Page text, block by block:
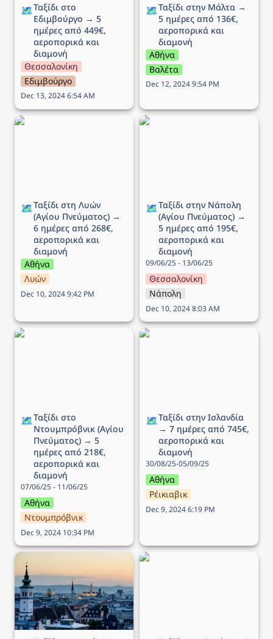
🗺️Ταξίδι στο
Εδιμβούργο → 5
ημέρες από 449€,
αεροπορικά και
διαμονή
Θεσσαλονίκη
Εδιμβούργο
Dec 13, 2024 6:54 AM
🗺️Ταξίδι στην Μάλτα →
5 ημέρες από 136€,
αεροπορικά και
διαμονή
Αθήνα
Βαλέτα
Dec 12, 2024 9:54 PM
Ταξίδι στη Λυών (Αγίου
🗺️Ταξίδι στη Λυών
(Αγίου Πνεύματος) →
6 ημέρες από 268€,
αεροπορικά και
διαμονή
Αθήνα
Λυών
Dec 10, 2024 9:42 PM
Ταξίδι στην Νάπολη
🗺️Ταξίδι στην Νάπολη
(Αγίου Πνεύματος) →
5 ημέρες από 195€,
αεροπορικά και
διαμονή
09/06/25 - 13/06/25
Θεσσαλονίκη
Νάπολη
Dec 10, 2024 8:03 AM
Ταξίδι στο Ντουμπρόβνικ
🗺️Ταξίδι στο
Ντουμπρόβνικ (Αγίου
Πνεύματος) → 5
ημέρες από 218€,
αεροπορικά και
διαμονή
07/06/25 - 11/06/25
Αθήνα
Ντουμπρόβνικ
Dec 9, 2024 10:34 PM
Ταξίδι στην Ισλανδία → 7
🗺️Ταξίδι στην Ισλανδία
→ 7 ημέρες από 745€,
αεροπορικά και
διαμονή
30/08/25-05/09/25
Αθήνα
Ρέικιαβικ
Dec 9, 2024 6:19 PM
Ταξίδι στην Βιέννη (25η
Μαρτίου) → 5 ημέρες
από 163€, αεροπορικά
και διαμονή
Ταξίδι στο Παρίσι → 5